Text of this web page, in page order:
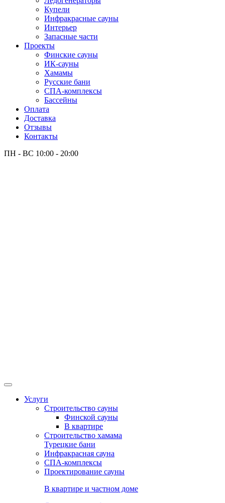
Купели
Инфракрасные сауны
Интерьер
Запасные части
Проекты
Финские сауны
ИК-сауны
Хамамы
Русские бани
СПА-комплексы
Бассейны
Оплата
Доставка
Отзывы
Контакты
ПН - ВС 10:00 - 20:00
Услуги
Строительство сауны
Финской сауны
В квартире
Строительство хамама
Турецкие бани
Инфракрасная сауна
СПА-комплексы
Проектирование сауны
В квартире и частном доме